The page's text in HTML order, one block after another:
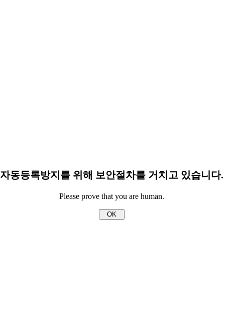
자동등록방지를 위해 보안절차를 거치고 있습니다.
Please prove that you are human.